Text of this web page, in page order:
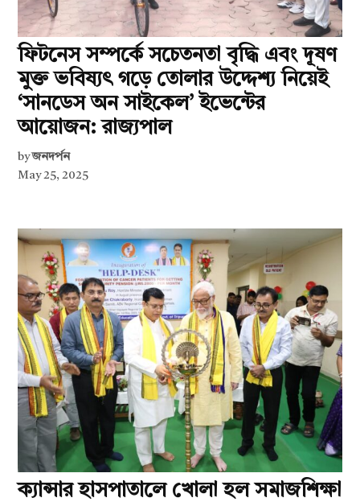
ফিটনেস সম্পর্কে সচেতনতা বৃদ্ধি এবং দূষণ
মুক্ত ভবিষ্যৎ গড়ে তোলার উদ্দেশ্য নিয়েই
‘সানডেস অন সাইকেল’ ইভেন্টের
আয়োজন: রাজ্যপাল
by জনদর্পন
May 25, 2025
ক্যান্সার হাসপাতালে খোলা হল সমাজশিক্ষা